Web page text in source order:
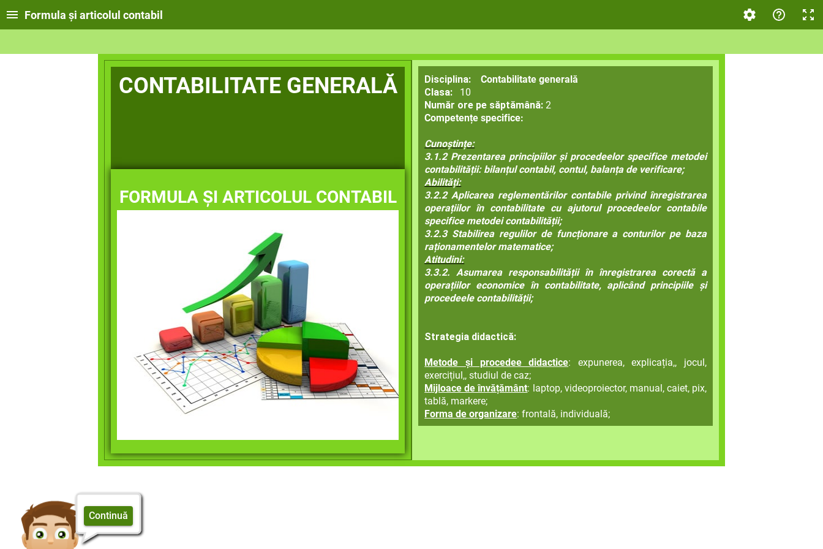
Continuă
Formula și articolul contabil
CONTABILITATE GENERALĂ
FORMULA ȘI ARTICOLUL CONTABIL
Disciplina:Contabilitate generală
Clasa: 10
Număr ore pe săptămână:2
Competențe specifice:
Cunoștințe:
3.1.2 Prezentarea principiilor și procedeelor specifice metodei
contabilității: bilanțul contabil, contul, balanța de verificare;
Abilități:
3.2.2 Aplicarea reglementărilor contabile privind înregistrarea
operațiilor în contabilitate cu ajutorul procedeelor contabile
specifice metodei contabilității;
3.2.3 Stabilirea regulilor de funcționare a conturilor pe baza
raționamentelor matematice;
Atitudini:
3.3.2. Asumarea responsabilității în înregistrarea corectă a
operațiilor economice în contabilitate, aplicând principiile și
procedeele contabilității;
Strategia didactică:
Metode și procedee didactice: expunerea, explicația,, jocul,
exercițiul,, studiul de caz;
Mijloace de învățământ: laptop, videoproiector, manual, caiet, pix,
tablă, markere;
Forma de organizare: frontală, individuală;